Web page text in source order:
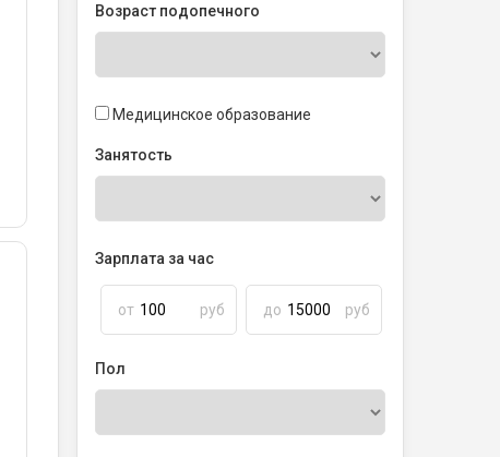
Возраст подопечного
Медицинское образование
Занятость
Зарплата за час
от руб до руб
Пол